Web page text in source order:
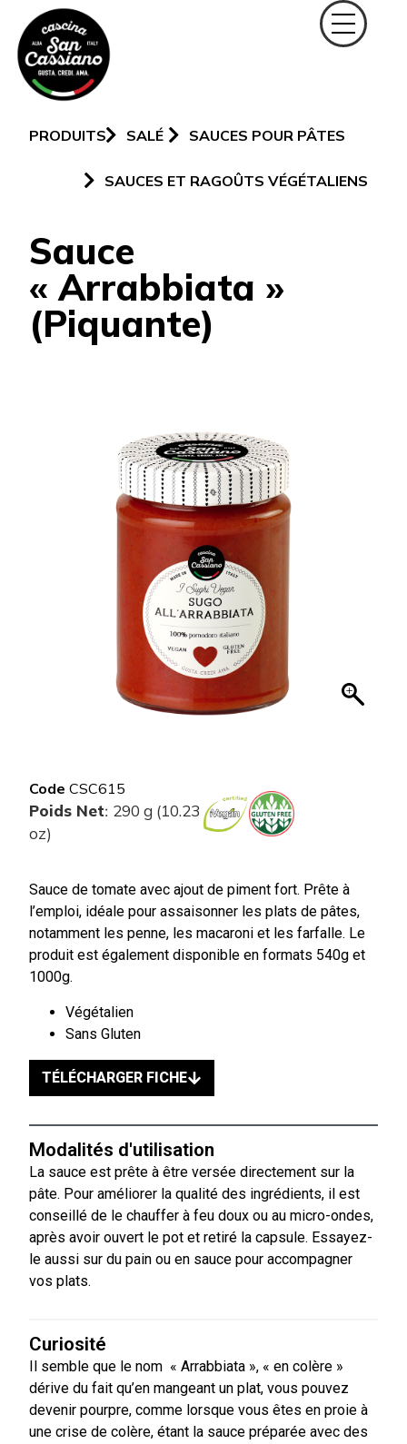
PRODUITS SALÉ SAUCES POUR PÂTES
SAUCES ET RAGOÛTS VÉGÉTALIENS
Sauce
« Arrabbiata »
(Piquante)
Code CSC615
Poids Net: 290 g (10.23
oz)
Sauce de tomate avec ajout de piment fort. Prête à
l’emploi, idéale pour assaisonner les plats de pâtes,
notamment les penne, les macaroni et les farfalle. Le
produit est également disponible en formats 540g et
1000g.
Végétalien
Sans Gluten
TÉLÉCHARGER FICHE
Modalités d'utilisation
La sauce est prête à être versée directement sur la
pâte. Pour améliorer la qualité des ingrédients, il est
conseillé de le chauffer à feu doux ou au micro-ondes,
après avoir ouvert le pot et retiré la capsule. Essayez-
le aussi sur du pain ou en sauce pour accompagner
vos plats.
Curiosité
Il semble que le nom « Arrabbiata », « en colère »
dérive du fait qu’en mangeant un plat, vous pouvez
devenir pourpre, comme lorsque vous êtes en proie à
une crise de colère, étant la sauce préparée avec des